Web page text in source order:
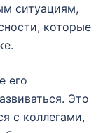
ситуациям,
которые
его
Это
с коллегами,